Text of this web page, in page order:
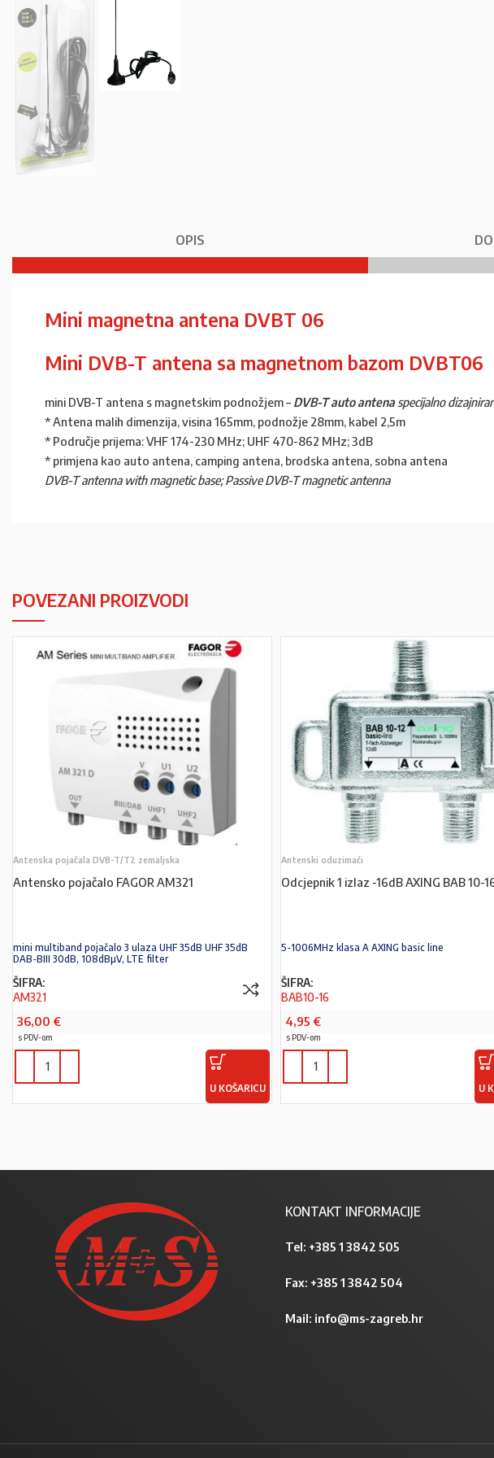
OPIS
Mini magnetna antena DVBT 06
Mini DVB-T antena sa magnetnom bazom DVBT06
mini DVB-T antena s magnetskim podnožjem – DVB-T auto antenaspecijalno
* Antena malih dimenzija, visina 165mm, podnožje 28mm, kabel 2,5m
* Područje prijema: VHF 174-230 MHz; UHF 470-862 MHz; 3dB
* primjena kao auto antena, camping antena, brodska antena, sobna antena
DVB-T antenna with magnetic base; Passive DVB-T magnetic antenna
POVEZANI PROIZVODI
Antenska pojačala DVB-T/T2 zemaljska
Antensko pojačalo FAGOR AM321
mini multiband pojačalo 3 ulaza UHF 35dB UHF 35dB
DAB-BIII 30dB, 108dBµV, LTE filter
ŠIFRA:
AM321
36,00 €
s PDV-om
U KOŠARICU
Antenski oduzimaći
Odcjepnik 1 izlaz -16dB AXING BAB 10-
5-1006MHz klasa A AXING basic line
ŠIFRA:
BAB10-16
4,95 €
s PDV-om
U
KONTAKT INFORMACIJE
Tel: +385 1 3842 505
Fax: +385 1 3842 504
Mail: info@ms-zagreb.hr